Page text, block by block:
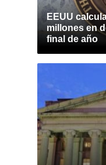
EEUU
millones en
final de año